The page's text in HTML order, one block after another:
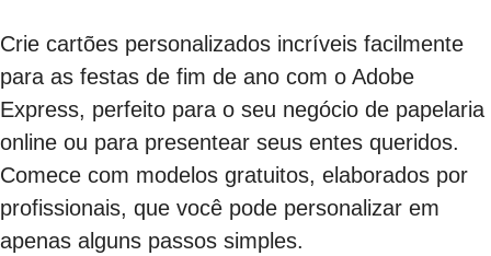
Crie cartões personalizados incríveis facilmente
para as festas de fim de ano com o Adobe
Express, perfeito para o seu negócio de papelaria
online ou para presentear seus entes queridos.
Comece com modelos gratuitos, elaborados por
profissionais, que você pode personalizar em
apenas alguns passos simples.